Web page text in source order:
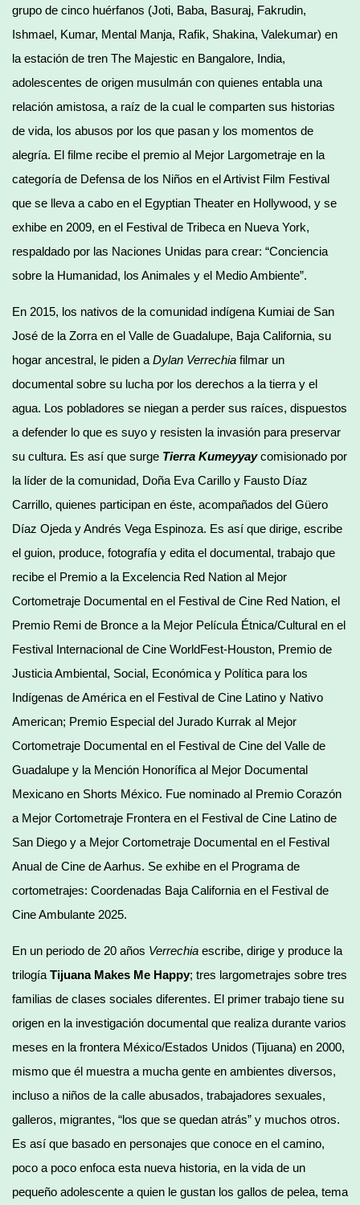
grupo de cinco huérfanos (Joti, Baba, Basuraj, Fakrudin,
Ishmael, Kumar, Mental Manja, Rafik, Shakina, Valekumar) en
la estación de tren The Majestic en Bangalore, India,
adolescentes de origen musulmán con quienes entabla una
relación amistosa, a raíz de la cual le comparten sus historias
de vida, los abusos por los que pasan y los momentos de
alegría. El filme recibe el premio al Mejor Largometraje en la
categoría de Defensa de los Niños en el Artivist Film Festival
que se lleva a cabo en el Egyptian Theater en Hollywood, y se
exhibe en 2009, en el Festival de Tribeca en Nueva York,
respaldado por las Naciones Unidas para crear: “Conciencia
sobre la Humanidad, los Animales y el Medio Ambiente”.
En 2015, los nativos de la comunidad indígena Kumiai de San
José de la Zorra en el Valle de Guadalupe, Baja California, su
hogar ancestral, le piden a Dylan Verrechia filmar un
documental sobre su lucha por los derechos a la tierra y el
agua. Los pobladores se niegan a perder sus raíces, dispuestos
a defender lo que es suyo y resisten la invasión para preservar
su cultura. Es así que surge Tierra Kumeyyay comisionado por
la líder de la comunidad, Doña Eva Carillo y Fausto Díaz
Carrillo, quienes participan en éste, acompañados del Güero
Díaz Ojeda y Andrés Vega Espinoza. Es así que dirige, escribe
el guion, produce, fotografía y edita el documental, trabajo que
recibe el Premio a la Excelencia Red Nation al Mejor
Cortometraje Documental en el Festival de Cine Red Nation, el
Premio Remi de Bronce a la Mejor Película Étnica/Cultural en el
Festival Internacional de Cine WorldFest-Houston, Premio de
Justicia Ambiental, Social, Económica y Política para los
Indígenas de América en el Festival de Cine Latino y Nativo
American; Premio Especial del Jurado Kurrak al Mejor
Cortometraje Documental en el Festival de Cine del Valle de
Guadalupe y la Mención Honorífica al Mejor Documental
Mexicano en Shorts México. Fue nominado al Premio Corazón
a Mejor Cortometraje Frontera en el Festival de Cine Latino de
San Diego y a Mejor Cortometraje Documental en el Festival
Anual de Cine de Aarhus. Se exhibe en el Programa de
cortometrajes: Coordenadas Baja California en el Festival de
Cine Ambulante 2025.
En un periodo de 20 años Verrechia escribe, dirige y produce la
trilogía Tijuana Makes Me Happy; tres largometrajes sobre tres
familias de clases sociales diferentes. El primer trabajo tiene su
origen en la investigación documental que realiza durante varios
meses en la frontera México/Estados Unidos (Tijuana) en 2000,
mismo que él muestra a mucha gente en ambientes diversos,
incluso a niños de la calle abusados, trabajadores sexuales,
galleros, migrantes, “los que se quedan atrás” y muchos otros.
Es así que basado en personajes que conoce en el camino,
poco a poco enfoca esta nueva historia, en la vida de un
pequeño adolescente a quien le gustan los gallos de pelea, tema